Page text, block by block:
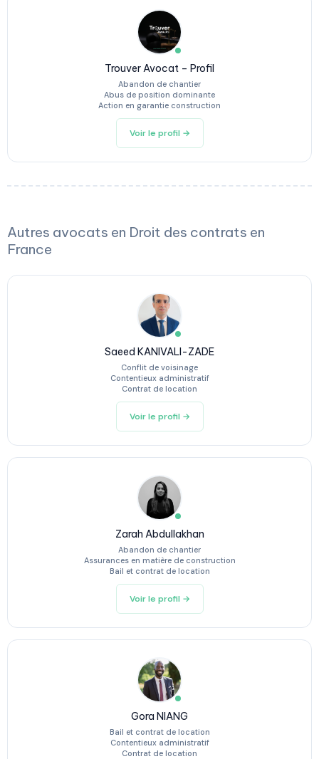
Trouver Avocat – Profil
Abandon de chantier
Abus de position dominante
Action en garantie construction
Voir le profil →
Autres avocats en Droit des contrats en
France
Saeed KANIVALI-ZADE
Conflit de voisinage
Contentieux administratif
Contrat de location
Voir le profil →
Zarah Abdullakhan
Abandon de chantier
Assurances en matière de construction
Bail et contrat de location
Voir le profil →
Gora NIANG
Bail et contrat de location
Contentieux administratif
Contrat de location